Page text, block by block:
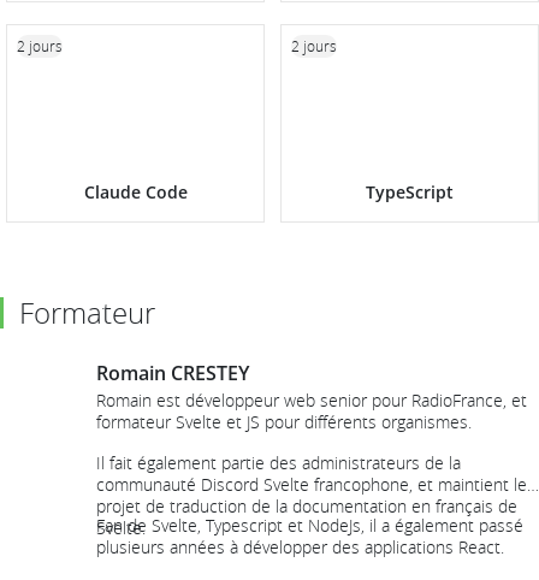
Claude Code
2 jours
TypeScript
2 jours
Formateur
Romain CRESTEY
Romain est développeur web senior pour RadioFrance, et
formateur Svelte et JS pour différents organismes.
Il fait également partie des administrateurs de la
communauté Discord Svelte francophone, et maintient le
projet de traduction de la documentation en français de
Svelte.
Fan de Svelte, Typescript et NodeJs, il a également passé
plusieurs années à développer des applications React.